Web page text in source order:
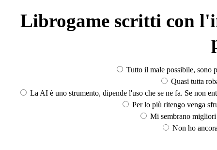
Librogame scritti con
Tutto il male possibile, sono
Quasi tutta
La AI è uno strumento, dipende l'uso che se ne fa. Se non
Per lo più ritengo venga
Mi sembrano
Non ho